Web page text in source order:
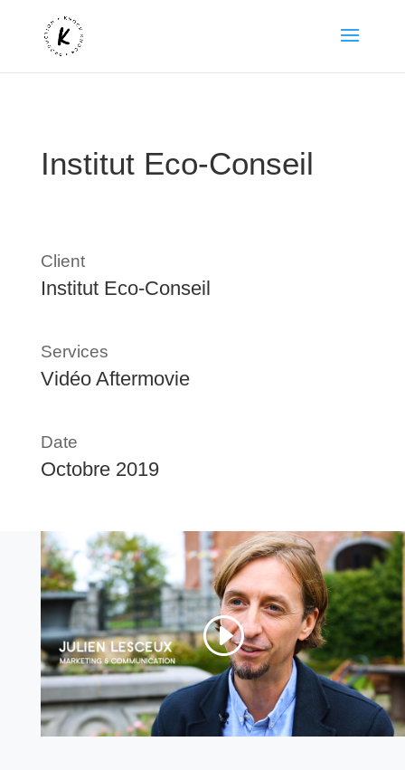
Institut Eco-Conseil
Client
Institut Eco-Conseil
Services
Vidéo Aftermovie
Date
Octobre 2019